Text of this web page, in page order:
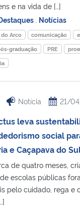
e na vida de […]
Notícias
Arco comunicação
graduação PRE
Notícia 21/
leva
social
e Caçapava do
de quatro meses,
escolas públicas
pelo cuidado, rega e